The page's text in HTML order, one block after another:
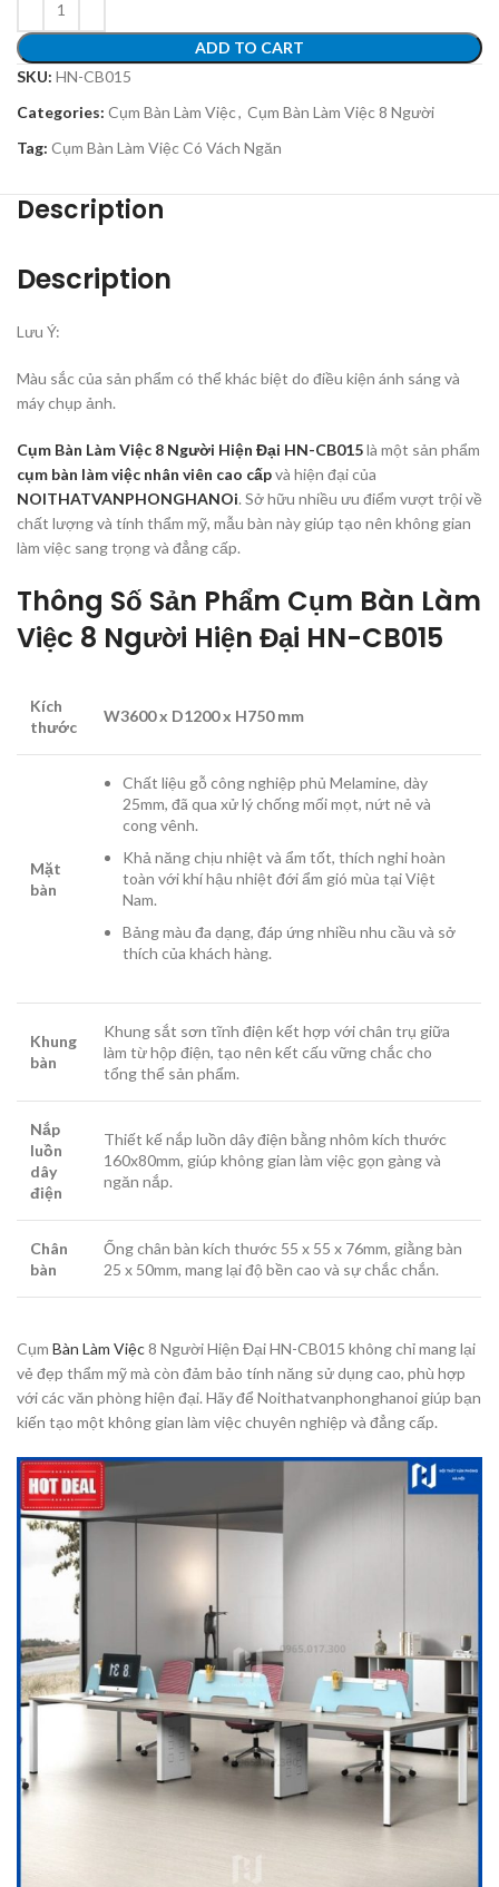
ADD TO CART
SKU: HN-CB015
Categories: Cụm Bàn Làm Việc, Cụm Bàn Làm Việc 8 Người
Tag: Cụm Bàn Làm Việc Có Vách Ngăn
Description
Description
Lưu Ý:
Màu sắc của sản phẩm có thể khác biệt do điều kiện ánh sáng và
máy chụp ảnh.
Cụm Bàn Làm Việc 8 Người Hiện Đại HN-CB015là một sản phẩm
cụm bàn làm việc nhân viên cao cấpvà hiện đại của
NOITHATVANPHONGHANOi. Sở hữu nhiều ưu điểm vượt trội về
chất lượng và tính thẩm mỹ, mẫu bàn này giúp tạo nên không gian
làm việc sang trọng và đẳng cấp.
Thông Số Sản Phẩm Cụm Bàn Làm
Việc 8 Người Hiện Đại HN-CB015
Kích
thước
W3600 x D1200 x H750 mm
Mặt
bàn
Chất liệu gỗ công nghiệp phủ Melamine, dày
25mm, đã qua xử lý chống mối mọt, nứt nẻ và
cong vênh.
Khả năng chịu nhiệt và ẩm tốt, thích nghi hoàn
toàn với khí hậu nhiệt đới ẩm gió mùa tại Việt
Nam.
Bảng màu đa dạng, đáp ứng nhiều nhu cầu và sở
thích của khách hàng.
Khung
bàn
Khung sắt sơn tĩnh điện kết hợp với chân trụ giữa
làm từ hộp điện, tạo nên kết cấu vững chắc cho
tổng thể sản phẩm.
Nắp
luồn
dây
điện
Thiết kế nắp luồn dây điện bằng nhôm kích thước
160x80mm, giúp không gian làm việc gọn gàng và
ngăn nắp.
Chân
bàn
Ống chân bàn kích thước 55 x 55 x 76mm, giằng bàn
25 x 50mm, mang lại độ bền cao và sự chắc chắn.
CụmBàn Làm Việc8 Người Hiện Đại HN-CB015 không chỉ mang lại
vẻ đẹp thẩm mỹ mà còn đảm bảo tính năng sử dụng cao, phù hợp
với các văn phòng hiện đại. Hãy để Noithatvanphonghanoi giúp bạn
kiến tạo một không gian làm việc chuyên nghiệp và đẳng cấp.